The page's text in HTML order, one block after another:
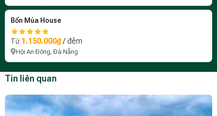
Bốn Mùa House
Từ 1.150.000₫/ đêm
Hội An Đông, Đà Nẵng
Tin liên quan